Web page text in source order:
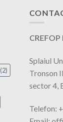
(2)
Splaiul
Tronson
sector 4,
Telefon: